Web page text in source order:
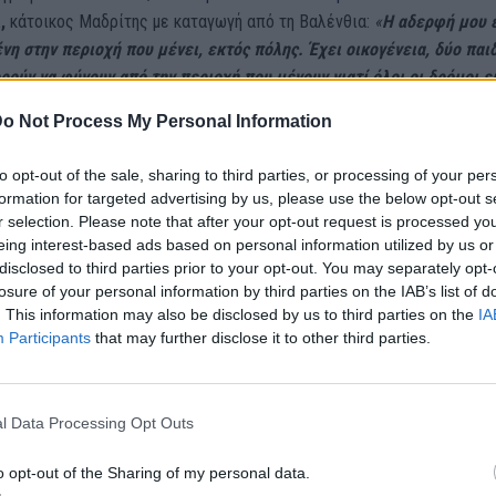
Not Process My Personal Information
opt-out of the sale, sharing to third parties, or processing of your
for targeted advertising by us, please use the below opt-out
selection. Please note that after your opt-out request is processed
interest-based ads based on personal information utilized by us
to third parties prior to your opt-out. You may separately
of your personal information by third parties on the IAB’s list of
This information may also be disclosed by us to third parties on the
Participants that may further disclose it to other third parties.
Data Processing Opt Outs
opt-out of the Sharing of my personal data.
κάτοικος Μαδρίτης με καταγωγή από τη Βαλένθια: «Η αδερφή μου
στην περιοχή που μένει, εκτός πόλης. Έχει οικογένεια, δύο
να φύγουν από την περιοχή που μένουν γιατί όλοι οι δρόμοι
νερό.Περιμένουμε τις Αρχές να αποκαταστήσουν την
Javier, αυτή την ώρα οι Αρχές εστιάζουν στους αγνοούμενους,
τα ΑμεΑ και τον καθαρισμό δρόμων που έχουν υποστεί ζημιές
παρέχουν στις πληγείσες περιοχές όσα χρειάζονται οι κάτοικοι
φτάσει σε σημείο να μπαίνουν σε καταστήματα και να παίρνουν
είναι απαραίτητα για να επιβιώσουν.
στην Ισπανία: Μαρτυρίες στο NEWS
μου είναι εγκλωβισμένη, χωρίς νερό”